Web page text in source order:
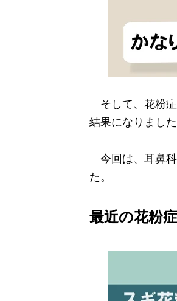
そして、花粉症
結果になりました
今回は、耳鼻科
た。
最近の花粉